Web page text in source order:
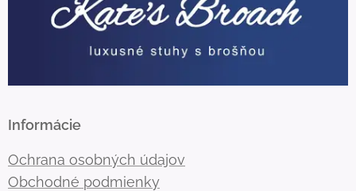
Informácie
Ochrana osobných údajov
Obchodné podmienky